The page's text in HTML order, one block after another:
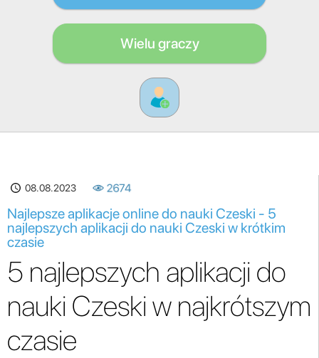
Wielu graczy
08.08.2023 2674
Najlepsze aplikacje online do nauki Czeski - 5
najlepszych aplikacji do nauki Czeski w krótkim
czasie
5 najlepszych aplikacji do
nauki Czeski w najkrótszym
czasie